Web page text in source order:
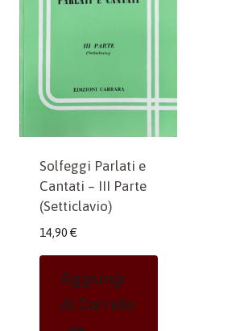
Solfeggi Parlati e
Cantati – III Parte
(Setticlavio)
14,90 €
Aggiungi
Al Carrello